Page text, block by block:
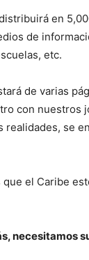
en
de
etc.
de varias
con nuestros
realidades, se
el Caribe
necesitamos